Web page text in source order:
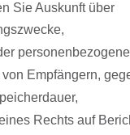
Sie Auskunft über
Empfängern,
Rechts auf